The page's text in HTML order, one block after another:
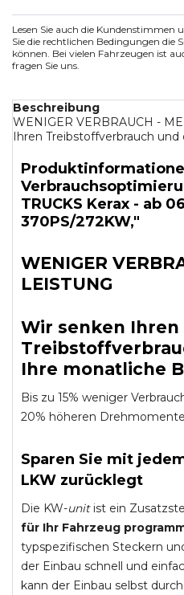
Lesen Sie auch die
Sie die rechtlichen Bedingungen die
können. Bei vielen Fahrzeugen ist
fragen Sie uns.
Beschreibung
WENIGER VERBRAUCH -
Ihren Treibstoffverbrauch und
TRUCKS Kerax - ab
370PS/272KW,"
WENIGER
LEISTUNG
Wir senken Ihren
Ihre monatliche
Bis zu 15% weniger
20% höheren
Sparen Sie mit
LKW zurücklegt
Die KW-unitist ein
für Ihr Fahrzeug
typspezifischen Steckern
der Einbau schnell und
kann der Einbau selbst